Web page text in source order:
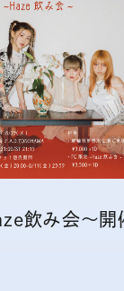
飲み会〜開